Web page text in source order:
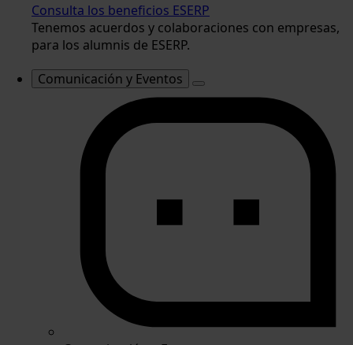
Consulta los beneficios ESERP
Tenemos acuerdos y colaboraciones con empresas,
para los alumnis de ESERP.
Comunicación y Eventos